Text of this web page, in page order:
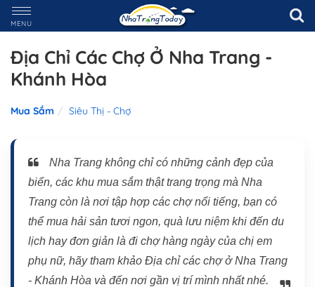
MENU
Địa Chỉ Các Chợ Ở Nha Trang -
Khánh Hòa
Mua Sắm Siêu Thị - Chợ
Nha Trang không chỉ có những cảnh đẹp của
biển, các khu mua sắm thật trang trọng mà Nha
Trang còn là nơi tập hợp các chợ nổi tiếng, bạn có
thể mua hải sản tươi ngon, quà lưu niệm khi đến du
lịch hay đơn giản là đi chợ hàng ngày của chị em
phụ nữ, hãy tham khảo Địa chỉ các chợ ở Nha Trang
- Khánh Hòa và đến nơi gần vị trí mình nhất nhé.